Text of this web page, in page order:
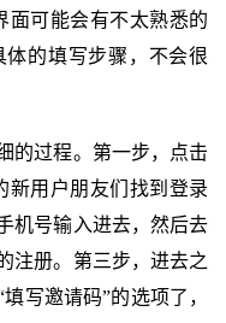
面可能会有不太熟悉的
的填写步骤，不会很
的过程。第一步，点击
新用户朋友们找到登录
机号输入进去，然后去
注册。第三步，进去之
写邀请码”的选项了，